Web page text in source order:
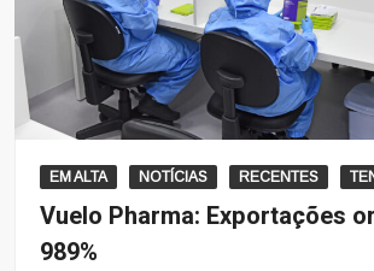
EM ALTA NOTÍCIAS RECENTES
Vuelo Pharma: Exportações
989%